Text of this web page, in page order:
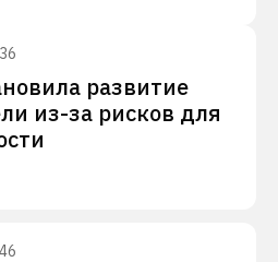
развитие
из-за рисков для